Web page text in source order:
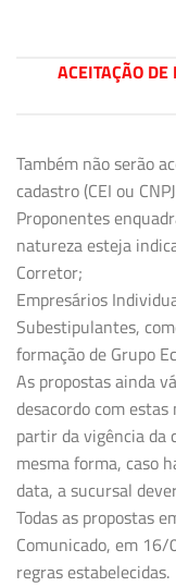
ACEITAÇÃO
Também não serão
cadastro (CEI ou
Proponentes
natureza esteja
Corretor;
Empresários
Subestipulantes,
formação de Grupo
As propostas ainda
desacordo com
partir da vigência da
mesma forma, caso
data, a sucursal
Todas as propostas
Comunicado, em
regras estabelecidas.